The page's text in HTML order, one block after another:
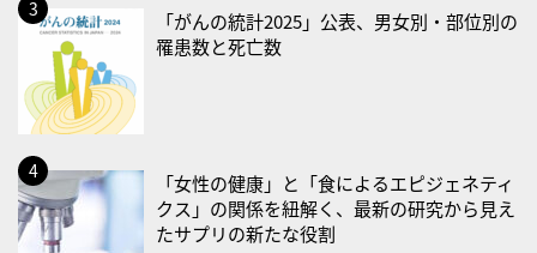
・世界人道デー
・食育の日
2026/08/21(金)
・治療アプリの日
・献血の日
2026/08/22(土)
・禁煙の日
「がんの統計2025」公表、男女別・部位別の
罹患数と死亡数
「女性の健康」と「食によるエピジェネティ
クス」の関係を紐解く、最新の研究から見え
たサプリの新たな役割